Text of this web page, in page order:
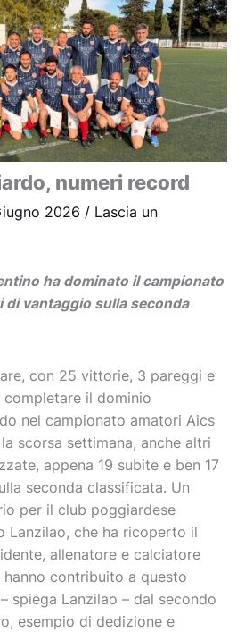
numeri record
2026 / Lascia un
ha dominato il campionato
di vantaggio sulla seconda
con 25 vittorie, 3 pareggi e
completare il dominio
nel campionato amatori Aics
scorsa settimana, anche altri
appena 19 subite e ben 17
seconda classificata. Un
per il club poggiardese
Lanzilao, che ha ricoperto il
allenatore e calciatore
hanno contribuito a questo
spiega Lanzilao – dal secondo
esempio di dedizione e